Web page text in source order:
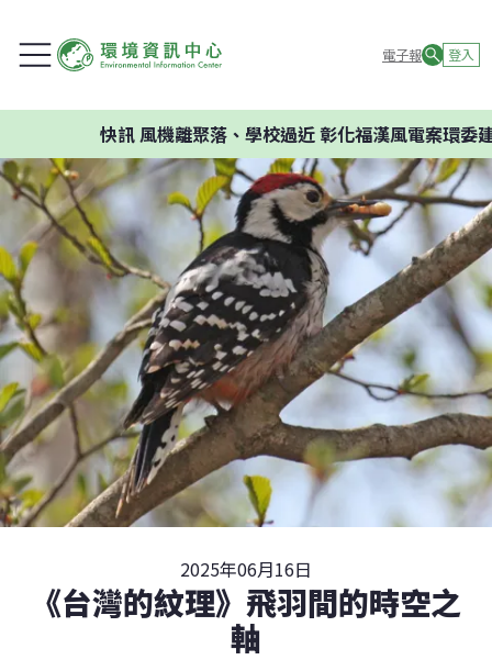
電子報 登入
風機離聚落、學校過近 彰化福漢風電案環委建議不應
2025年06月16日
《台灣的紋理》飛羽間的時空之
軸